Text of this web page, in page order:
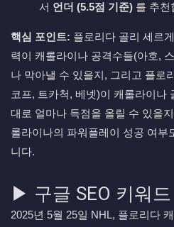
서 언더 (5.5점 기준) 를 추천
핵심 포인트: 플로리다 골리 세르
력이 캐롤라이나 공격수들(아호,
나 막아낼 수 있을지, 그리고 플로
코프, 트카척, 베넷)이 캐롤라이나
대로 얼마나 득점을 올릴 수 있을
롤라이나의 파워플레이 성공 여부
니다.
▶ 구글 SEO 키워드
2025년 5월 25일 NHL, 플로리다